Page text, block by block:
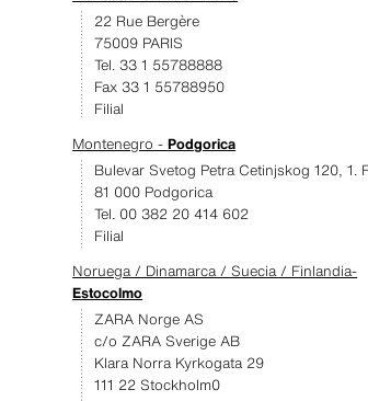
22 Rue Bergère
75009 PARIS
Tel. 33 1 55788888
Fax 33 1 55788950
Filial
Montenegro -Podgorica
Bulevar Svetog Petra Cetinjskog 120, 1.
81 000 Podgorica
Tel. 00 382 20 414 602
Filial
Noruega / Dinamarca / Suecia / Finlandia-
Estocolmo
ZARA Norge AS
c/o ZARA Sverige AB
Klara Norra Kyrkogata 29
111 22 Stockholm0